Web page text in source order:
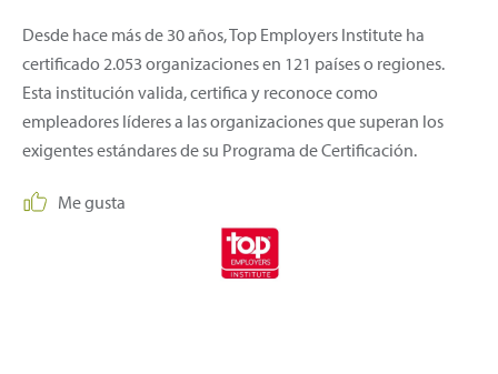
Desde hace más de 30 años, Top Employers Institute ha
certificado 2.053 organizaciones en 121 países o regiones.
Esta institución valida, certifica y reconoce como
empleadores líderes a las organizaciones que superan los
exigentes estándares de su Programa de Certificación.
Me gusta